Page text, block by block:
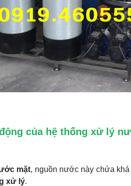
của hệ thống xử lý
mặt, nguồn nước này chứa
xử lý.